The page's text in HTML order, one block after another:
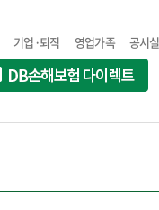
기업·퇴직 영업가족 공시